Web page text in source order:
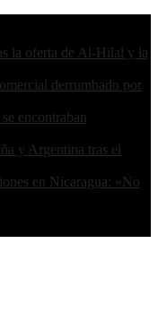
la oferta de Al-Hilal y la
derrumbado por
encontraban
y Argentina tras el
en Nicaragua: «No